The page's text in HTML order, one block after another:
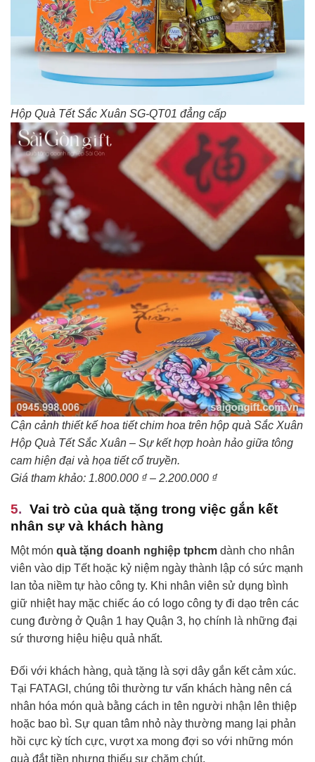
Hộp Quà Tết Sắc Xuân SG-QT01 đẳng cấp
Cận cảnh thiết kế hoa tiết chim hoa trên hộp quà Sắc Xuân
Hộp Quà Tết Sắc Xuân – Sự kết hợp hoàn hảo giữa tông
cam hiện đại và họa tiết cổ truyền.
Giá tham khảo: 1.800.000 ₫ – 2.200.000 ₫
Vai trò của quà tặng trong việc gắn kết
nhân sự và khách hàng
Một món quà tặng doanh nghiệp tphcm dành cho nhân
viên vào dịp Tết hoặc kỷ niệm ngày thành lập có sức mạnh
lan tỏa niềm tự hào công ty. Khi nhân viên sử dụng bình
giữ nhiệt hay mặc chiếc áo có logo công ty đi dạo trên các
cung đường ở Quận 1 hay Quận 3, họ chính là những đại
sứ thương hiệu hiệu quả nhất.
Đối với khách hàng, quà tặng là sợi dây gắn kết cảm xúc.
Tại FATAGI, chúng tôi thường tư vấn khách hàng nên cá
nhân hóa món quà bằng cách in tên người nhận lên thiệp
hoặc bao bì. Sự quan tâm nhỏ này thường mang lại phản
hồi cực kỳ tích cực, vượt xa mong đợi so với những món
quà đắt tiền nhưng thiếu sự chăm chút.